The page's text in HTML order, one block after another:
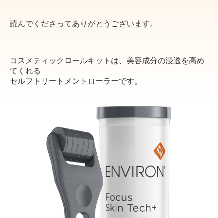
読んでくださってありがとうございます。
コスメティックロールキットは、美容成分の浸透を高め
てくれる
セルフトリートメントローラーです。